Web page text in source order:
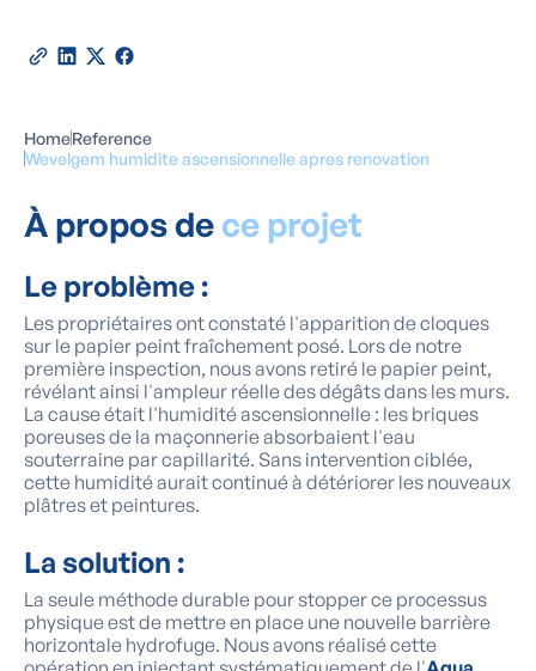
HomeReference
Wevelgem humidite ascensionnelle apres renovation
À propos de ce projet
Le problème :
Les propriétaires ont constaté l'apparition de cloques
sur le papier peint fraîchement posé. Lors de notre
première inspection, nous avons retiré le papier peint,
révélant ainsi l'ampleur réelle des dégâts dans les murs.
La cause était l'humidité ascensionnelle : les briques
poreuses de la maçonnerie absorbaient l'eau
souterraine par capillarité. Sans intervention ciblée,
cette humidité aurait continué à détériorer les nouveaux
plâtres et peintures.
La solution :
La seule méthode durable pour stopper ce processus
physique est de mettre en place une nouvelle barrière
horizontale hydrofuge. Nous avons réalisé cette